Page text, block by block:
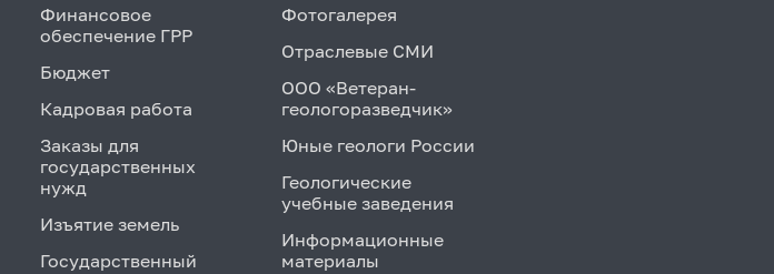
Финансовое
обеспечение ГРР
Бюджет
Кадровая работа
Заказы для
государственных
нужд
Изъятие земель
Государственный
Фотогалерея
Отраслевые СМИ
ООО «Ветеран-
геологоразведчик»
Юные геологи России
Геологические
учебные заведения
Информационные
материалы